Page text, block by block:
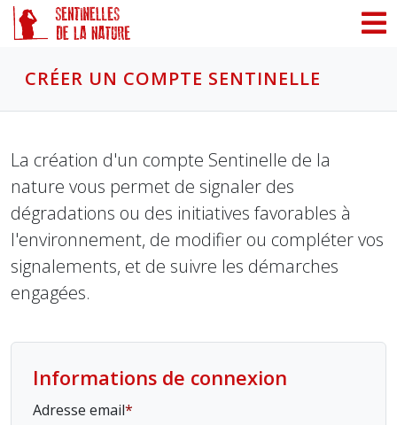
CRÉER UN COMPTE SENTINELLE
La création d'un compte Sentinelle de la
nature vous permet de signaler des
dégradations ou des initiatives favorables à
l'environnement, de modifier ou compléter vos
signalements, et de suivre les démarches
engagées.
Informations de connexion
Adresse email
Panneau de gestion des cookies